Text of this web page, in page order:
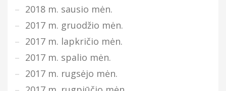
2018 m. sausio mėn.
2017 m. gruodžio mėn.
2017 m. lapkričio mėn.
2017 m. spalio mėn.
2017 m. rugsėjo mėn.